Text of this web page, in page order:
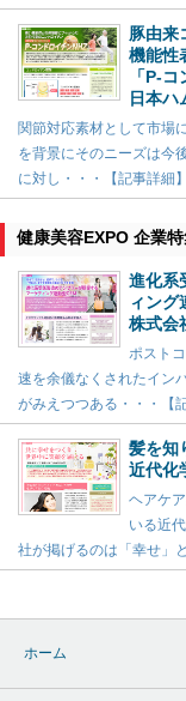
豚由来
機能性
「P-
日本ハ
関節対応素材として市場
を背景にそのニーズは今
に対し・・・【記事詳細】
健康美容EXPO 企業
進化系
ィング
株式会
ポスト
速を余儀なくされたイン
がみえつつある・・・【
髪を知
近代化
ヘアケ
いる近
社が掲げるのは「幸せ」
ホーム